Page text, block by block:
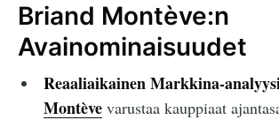
Briand Montève:n
Avainominaisuudet
Reaaliaikainen Markkina-
Montèvevarustaa kauppiaat